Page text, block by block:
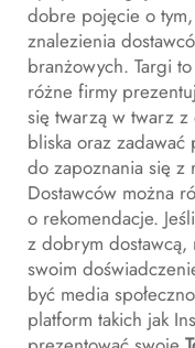
dobre pojęcie o
znalezienia
branżowych. Targi
różne firmy
się twarzą w twarz
bliska oraz zadawać
do zapoznania się z
Dostawców można
o rekomendacje.
z dobrym
swoim
być media
platform takich jak